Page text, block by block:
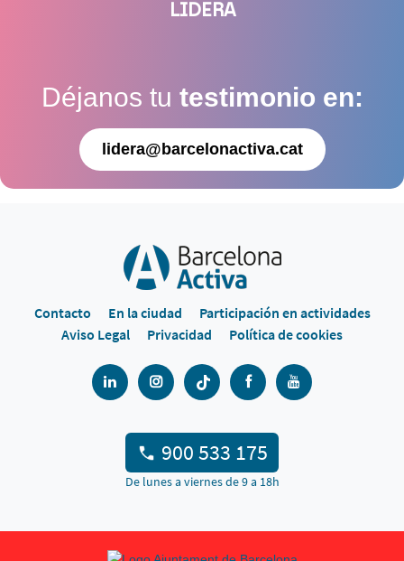
LIDERA
Déjanos tu testimonio en:
lidera@barcelonactiva.cat
Contacto En la ciudad
Participación en actividades
Aviso Legal
Privacidad Política de cookies
900 533 175
De lunes a viernes de 9 a 18h